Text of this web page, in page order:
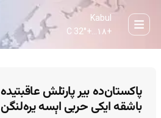
Kabul
+۱۸... +
32° C
باشقه ایکی حربی اېسه یره‌لنگن